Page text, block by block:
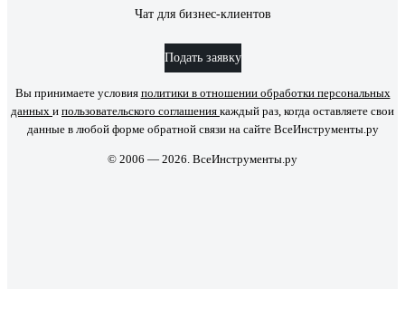
Чат для бизнес-клиентов
Подать заявку
Вы принимаете условия политики в отношении обработки персональных
данных и пользовательского соглашения каждый раз, когда оставляете свои
данные в любой форме обратной связи на сайте ВсеИнструменты.ру
© 2006 — 2026. ВсеИнструменты.ру